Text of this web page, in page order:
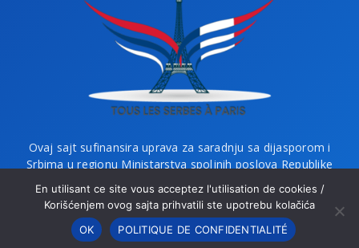
Ovaj sajt sufinansira uprava za saradnju sa dijasporom i
Srbima u regionu Ministarstva spoljnih poslova Republike
Srbije i Ministarstvo bez portfelja zaduženo za dijasporu.
En utilisant ce site vous acceptez l'utilisation de cookies /
Korišćenjem ovog sajta prihvatili ste upotrebu kolačića
OK
POLITIQUE DE CONFIDENTIALITÉ